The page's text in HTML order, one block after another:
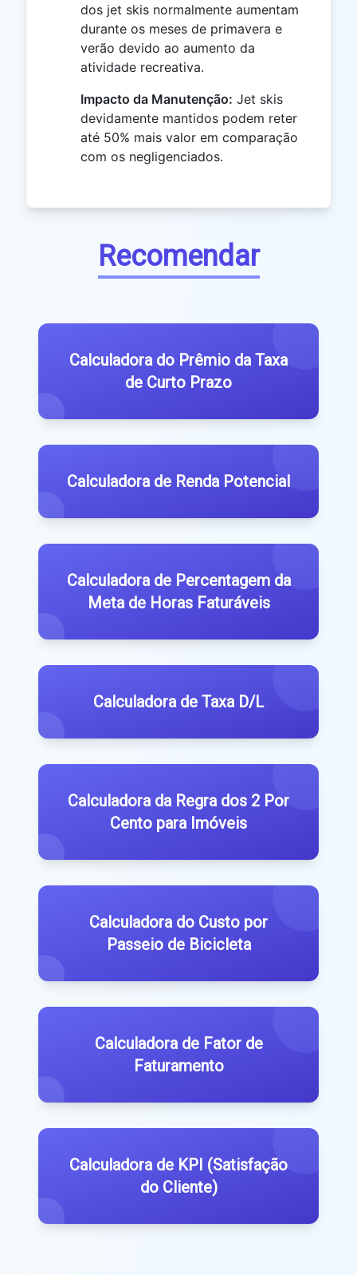
dos jet skis normalmente aumentam
durante os meses de primavera e
verão devido ao aumento da
atividade recreativa.
Impacto da Manutenção: Jet skis
devidamente mantidos podem reter
até 50% mais valor em comparação
com os negligenciados.
Recomendar
Calculadora do Prêmio da Taxa
de Curto Prazo
Calculadora de Renda Potencial
Calculadora de Percentagem da
Meta de Horas Faturáveis
Calculadora de Taxa D/L
Calculadora da Regra dos 2 Por
Cento para Imóveis
Calculadora do Custo por
Passeio de Bicicleta
Calculadora de Fator de
Faturamento
Calculadora de KPI (Satisfação
do Cliente)